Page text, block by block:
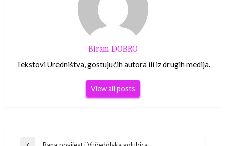
Biram DOBRO
Tekstovi Uredništva, gostujućih autora ili iz drugih medija.
View all posts